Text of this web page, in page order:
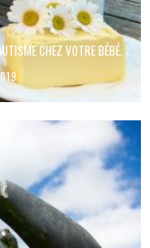
CHEZ VOTRE BÉBÉ.